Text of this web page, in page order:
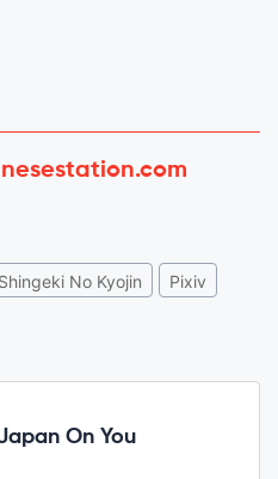
Shingeki No Kyojin Pixiv
On You